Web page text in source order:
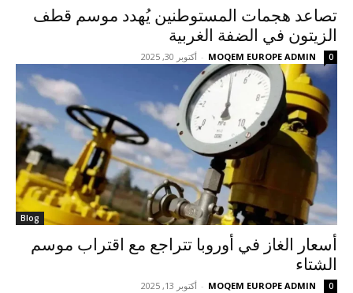
تصاعد هجمات المستوطنين يُهدد موسم قطف
الزيتون في الضفة الغربية
MOQEM EUROPE ADMIN
- أكتوبر 30, 2025 0
Blog
أسعار الغاز في أوروبا تتراجع مع اقتراب موسم
الشتاء
MOQEM EUROPE ADMIN
- أكتوبر 13, 2025 0